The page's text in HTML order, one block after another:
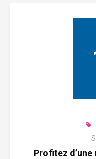
Profitez